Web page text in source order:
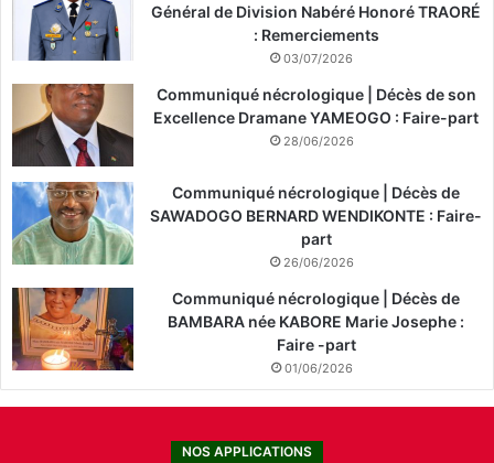
Général de Division Nabéré Honoré TRAORÉ
: Remerciements
03/07/2026
Communiqué nécrologique | Décès de son
Excellence Dramane YAMEOGO : Faire-part
28/06/2026
Communiqué nécrologique | Décès de
SAWADOGO BERNARD WENDIKONTE : Faire-
part
26/06/2026
Communiqué nécrologique | Décès de
BAMBARA née KABORE Marie Josephe :
Faire -part
01/06/2026
NOS APPLICATIONS